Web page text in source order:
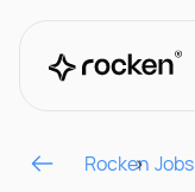
Rocken Jobs